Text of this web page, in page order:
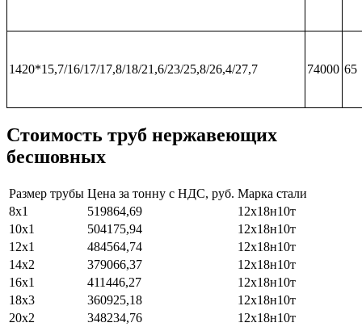
1420*15,7/16/17/17,8/18/21,6/23/25,8/26,4/27,7 74000 65
Стоимость труб нержавеющих
бесшовных
Размер трубы Цена за тонну с НДС, руб. Марка стали
8х1
519864,69
12х18н10т
10х1
504175,94
12х18н10т
12х1
484564,74
12х18н10т
14х2
379066,37
12х18н10т
16х1
411446,27
12х18н10т
18х3
360925,18
12х18н10т
20х2
348234,76
12х18н10т